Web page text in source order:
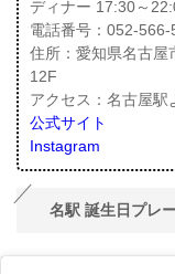
ディナー 17:30～
電話番号：052-566-
住所：愛知県名古屋
12F
アクセス：名古屋駅
公式サイト
Instagram
名駅 誕生日プレ